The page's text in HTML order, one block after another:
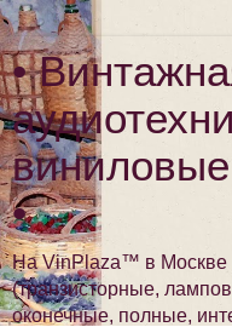
•
•
На VinPlaza™ в Москве
(транзисторные,
оконечные, полные,